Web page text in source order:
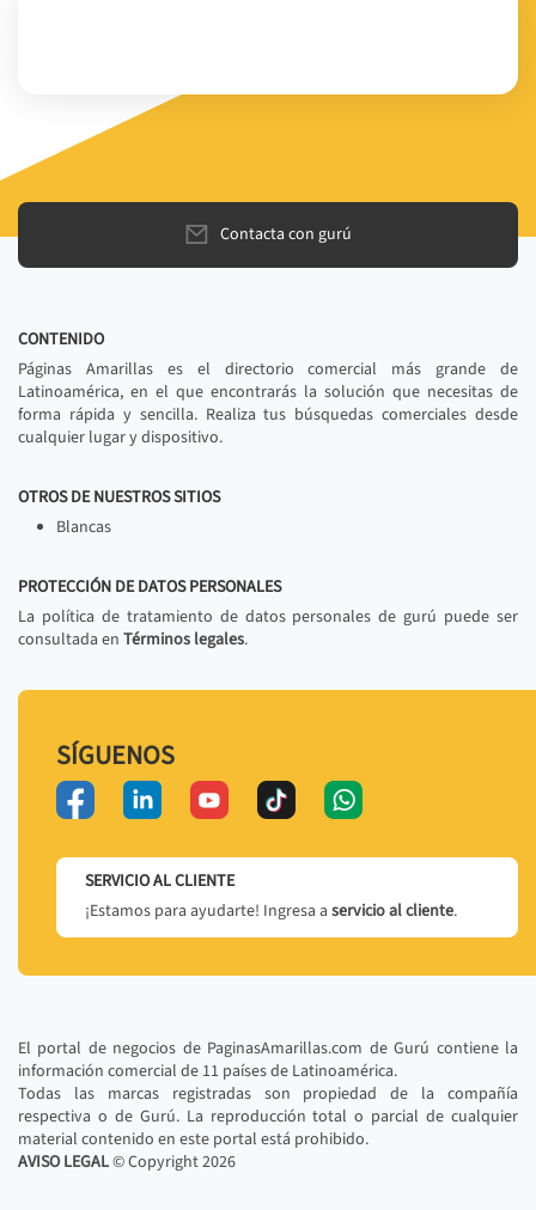
Contacta con gurú
CONTENIDO
Páginas Amarillas es el directorio comercial más grande de
Latinoamérica, en el que encontrarás la solución que necesitas de
forma rápida y sencilla. Realiza tus búsquedas comerciales desde
cualquier lugar y dispositivo.
OTROS DE NUESTROS SITIOS
Blancas
PROTECCIÓN DE DATOS PERSONALES
La política de tratamiento de datos personales de gurú puede ser
consultada en Términos legales.
SÍGUENOS
SERVICIO AL CLIENTE
¡Estamos para ayudarte! Ingresa a servicio al cliente.
El portal de negocios de PaginasAmarillas.com de Gurú contiene la
información comercial de 11 países de Latinoamérica.
Todas las marcas registradas son propiedad de la compañía
respectiva o de Gurú. La reproducción total o parcial de cualquier
material contenido en este portal está prohibido.
AVISO LEGAL© Copyright2026